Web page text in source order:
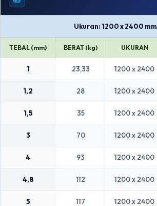
Ukuran: 1200 x 2400 mm
TEBAL (mm) BERAT (kg) UKURAN
1 23,33 1200 x 2400
1,2 28 1200 x 2400
1,5 35 1200 x 2400
3 70 1200 x 2400
4 93 1200 x 2400
4,8 112 1200 x 2400
5 117 1200 x 2400